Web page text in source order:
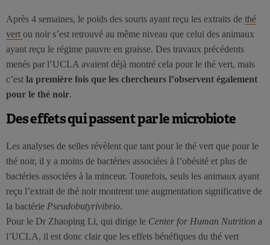
Après 4 semaines, le poids des souris ayant reçu les extraits de thé
vert ou noir s’est retrouvé au même niveau que celui des animaux
ayant reçu le régime pauvre en graisse. Des travaux précédents
menés par l’UCLA avaient déjà montré cela pour le thé vert, mais
c’est la première fois que les chercheurs l’observent également
pour le thé noir.
Des effets qui passent par le microbiote
Les analyses de selles révèlent que tant pour le thé vert que pour le
thé noir, il y a moins de bactéries associées à l’obésité et plus de
bactéries associées à la minceur. Toutefois, seuls les animaux ayant
reçu l’extrait de thé noir montrent une augmentation significative de
la bactérie Pseudobutyrivibrio.
Pour le Dr Zhaoping Li, qui dirige le Center for Human Nutrition a
l’UCLA, il est donc clair que les effets bénéfiques du thé vert